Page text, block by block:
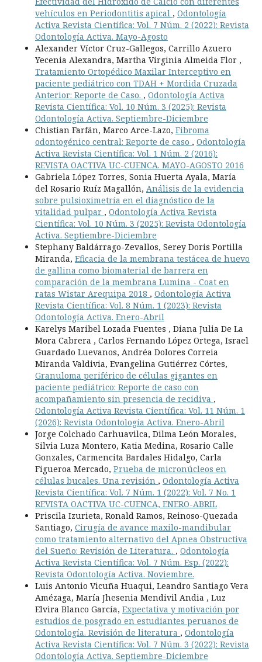
vehículos en Periodontitis apical , Odontología
Activa Revista Científica: Vol. 7 Núm. 2 (2022): Revista
Odontología Activa. Mayo-Agosto
Alexander Víctor Cruz-Gallegos, Carrillo Azuero
Yecenia Alexandra, Martha Virginia Almeida Flor ,
Tratamiento Ortopédico Maxilar Interceptivo en
paciente pediátrico con TDAH + Mordida Cruzada
Anterior: Reporte de Caso. , Odontología Activa
Revista Científica: Vol. 10 Núm. 3 (2025): Revista
Odontología Activa. Septiembre-Diciembre
Chistian Farfán, Marco Arce-Lazo, Fibroma
odontogénico central: Reporte de caso , Odontología
Activa Revista Científica: Vol. 1 Núm. 2 (2016):
REVISTA OACTIVA UC-CUENCA. MAYO-AGOSTO 2016
Gabriela López Torres, Sonia Huerta Ayala, María
del Rosario Ruíz Magallón, Análisis de la evidencia
sobre pulsioximetría en el diagnóstico de la
vitalidad pulpar , Odontología Activa Revista
Científica: Vol. 10 Núm. 3 (2025): Revista Odontología
Activa. Septiembre-Diciembre
Stephany Baldárrago-Zevallos, Serey Doris Portilla
Miranda, Eficacia de la membrana testácea de huevo
de gallina como biomaterial de barrera en
comparación de la membrana Lumina - Coat en
ratas Wistar Arequipa 2018 , Odontología Activa
Revista Científica: Vol. 8 Núm. 1 (2023): Revista
Odontología Activa. Enero-Abril
Karelys Maribel Lozada Fuentes , Diana Julia De La
Mora Cabrera , Carlos Fernando López Ortega, Israel
Guardado Luevanos, Andréa Dolores Correia
Miranda Valdivia, Evangelina Gutiérrez Córtes,
Granuloma periférico de células gigantes en
paciente pediátrico: Reporte de caso con
acompañamiento sin presencia de recidiva ,
Odontología Activa Revista Científica: Vol. 11 Núm. 1
(2026): Revista Odontología Activa. Enero-Abril
Jorge Colchado Carhuavilca, Dilma León Morales,
Silvia Luza Montero, Katia Medina, Rosario Calle
Gonzales, Carmencita Bardales Hidalgo, Carla
Figueroa Mercado, Prueba de micronúcleos en
células bucales. Una revisión , Odontología Activa
Revista Científica: Vol. 7 Núm. 1 (2022): Vol. 7 No. 1
REVISTA OACTIVA UC-CUENCA, ENERO-ABRIL
Priscila Izurieta, Ronald Ramos, Reinoso-Quezada
Santiago, Cirugía de avance maxilo-mandibular
como tratamiento alternativo del Apnea Obstructiva
del Sueño: Revisión de Literatura. , Odontología
Activa Revista Científica: Vol. 7 Núm. Esp. (2022):
Revista Odontología Activa. Noviembre.
Luis Antonio Vicuña Huaqui, Leandro Santiago Vera
Amézaga, María Jhesenia Mendivil Andia , Luz
Elvira Blanco García, Expectativa y motivación por
estudios de posgrado en estudiantes peruanos de
Odontología. Revisión de literatura , Odontología
Activa Revista Científica: Vol. 7 Núm. 3 (2022): Revista
Odontología Activa. Septiembre-Diciembre